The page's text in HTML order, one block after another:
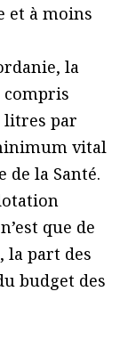
et à moins
la
compris
litres par
vital
de la Santé.
que de
la part des
budget des